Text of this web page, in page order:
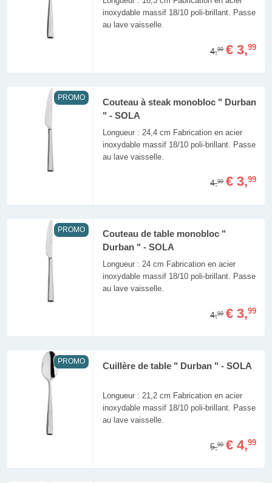
inoxydable massif 18/10 poli-brillant. Passe
au lave vaisselle.
4,99 € 3,99
PROMO
Couteau à steak monobloc " Durban
" - SOLA
Longueur : 24,4 cm Fabrication en acier
inoxydable massif 18/10 poli-brillant. Passe
au lave vaisselle.
4,99 € 3,99
PROMO
Couteau de table monobloc "
Durban " - SOLA
Longueur : 24 cm Fabrication en acier
inoxydable massif 18/10 poli-brillant. Passe
au lave vaisselle.
4,99 € 3,99
PROMO Cuillère de table " Durban " - SOLA
Longueur : 21,2 cm Fabrication en acier
inoxydable massif 18/10 poli-brillant. Passe
au lave vaisselle.
5,99 € 4,99